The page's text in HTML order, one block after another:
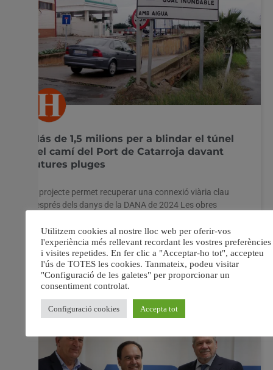
Más de 1,5 milions per a blindar el túnel
del camí del Port de Catarroja davant
futures pluges
El projecte permet recuperar una connexió viària clau
després dels danys de la DANA de 2024 Les obres
passarel·la ciclopeatonal L’Ajuntament de Catarroja ha
aprovat la memòria valorada per a les obres
d’adequació del pas inferior sota la V-31 en el camí
26 maig, 2026 No hi ha comentaris